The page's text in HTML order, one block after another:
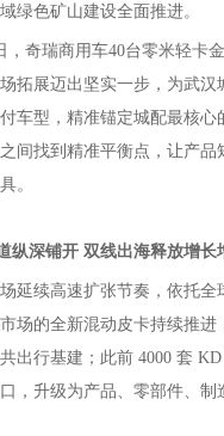
绿色矿山建设全面推进。
，奇瑞商用车40台零米轻卡
拓展迈出坚实一步，为武
车型，精准锚定城配最核
间找到精准平衡点，让产
。
纵深铺开 双线出海释放增长
延续高速扩张节奏，依托
场的全新混动皮卡持续推
出行基建；此前 4000 套
，升级为产品、零部件、